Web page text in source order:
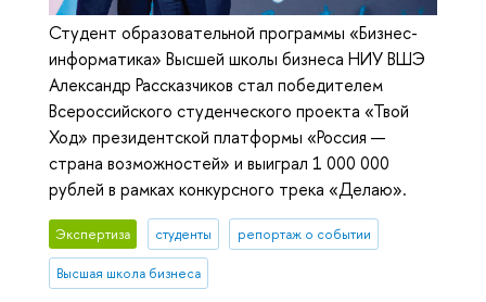
Студент образовательной программы «Бизнес-
информатика» Высшей школы бизнеса НИУ ВШЭ
Александр Рассказчиков стал победителем
Всероссийского студенческого проекта «Твой
Ход» президентской платформы «Россия —
страна возможностей» и выиграл 1 000 000
рублей в рамках конкурсного трека «Делаю».
Экспертиза студенты репортаж о событии
Высшая школа бизнеса